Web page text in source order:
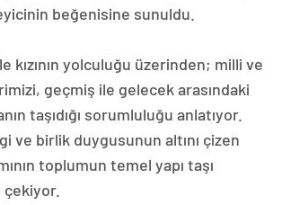
beğenisine sunuldu.
kızının yolculuğu üzerinden; milli ve
geçmiş ile gelecek arasındaki
taşıdığı sorumluluğu anlatıyor.
ve birlik duygusunun altını çizen
toplumun temel yapı taşı